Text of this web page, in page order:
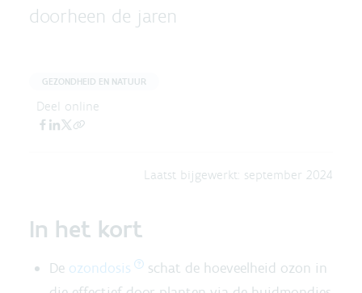
doorheen de jaren
GEZONDHEID EN NATUUR
Deel online
Laatst bijgewerkt: september 2024
In het kort
De ozondosis
schat de hoeveelheid ozon in